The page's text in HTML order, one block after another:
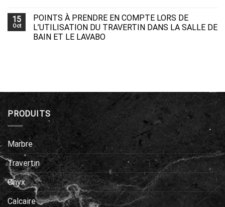
15
Oct
POINTS À PRENDRE EN COMPTE LORS DE
L’UTILISATION DU TRAVERTIN DANS LA SALLE DE
BAIN ET LE LAVABO
PRODUITS
Marbre
Travertin
Onyx
Calcaire